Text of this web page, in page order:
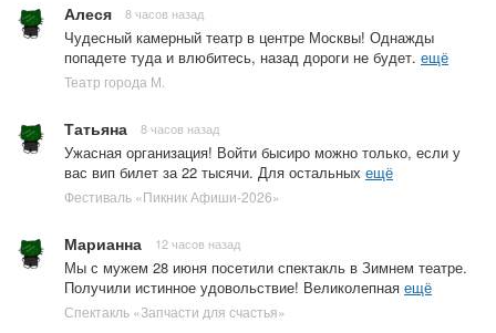
Алеся 8 часов назад
Чудесный камерный театр в центре Москвы! Однажды
попадете туда и влюбитесь, назад дороги не будет. ещё
Театр города М.
Татьяна 8 часов назад
Ужасная организация! Войти бысиро можно только, если у
вас вип билет за 22 тысячи. Для остальных ещё
Фестиваль «Пикник Афиши-2026»
Марианна 12 часов назад
Мы с мужем 28 июня посетили спектакль в Зимнем театре.
Получили истинное удовольствие! Великолепная ещё
Спектакль «Запчасти для счастья»